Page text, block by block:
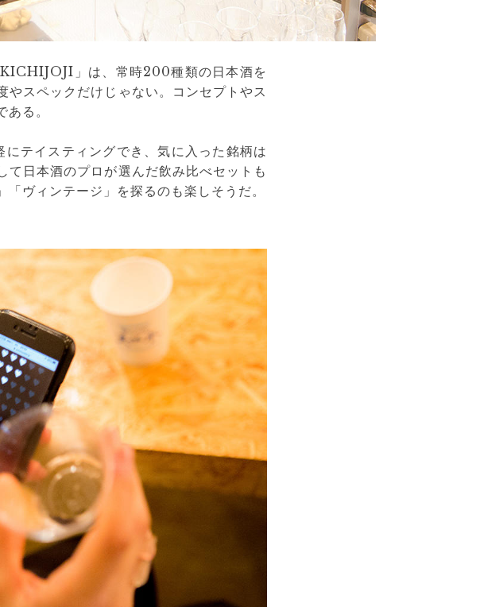
」は、常時200種類の日本酒を
スペックだけじゃない。コンセプトやス
る。
テイスティングでき、気に入った銘柄は
日本酒のプロが選んだ飲み比べセットも
ヴィンテージ」を探るのも楽しそうだ。